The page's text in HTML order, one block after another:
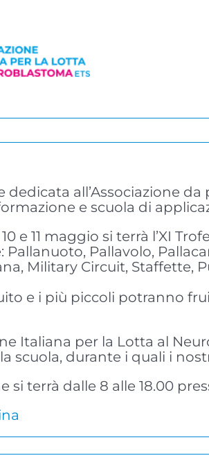
dedicata all’Associazione
e scuola di
e 11 maggio si terrà l’XI
Pallanuoto, Pallavolo,
Military Circuit, Staffette,
e i più piccoli potranno
Italiana per la Lotta al
scuola, durante i quali i
si terrà dalle 8 alle 18.00